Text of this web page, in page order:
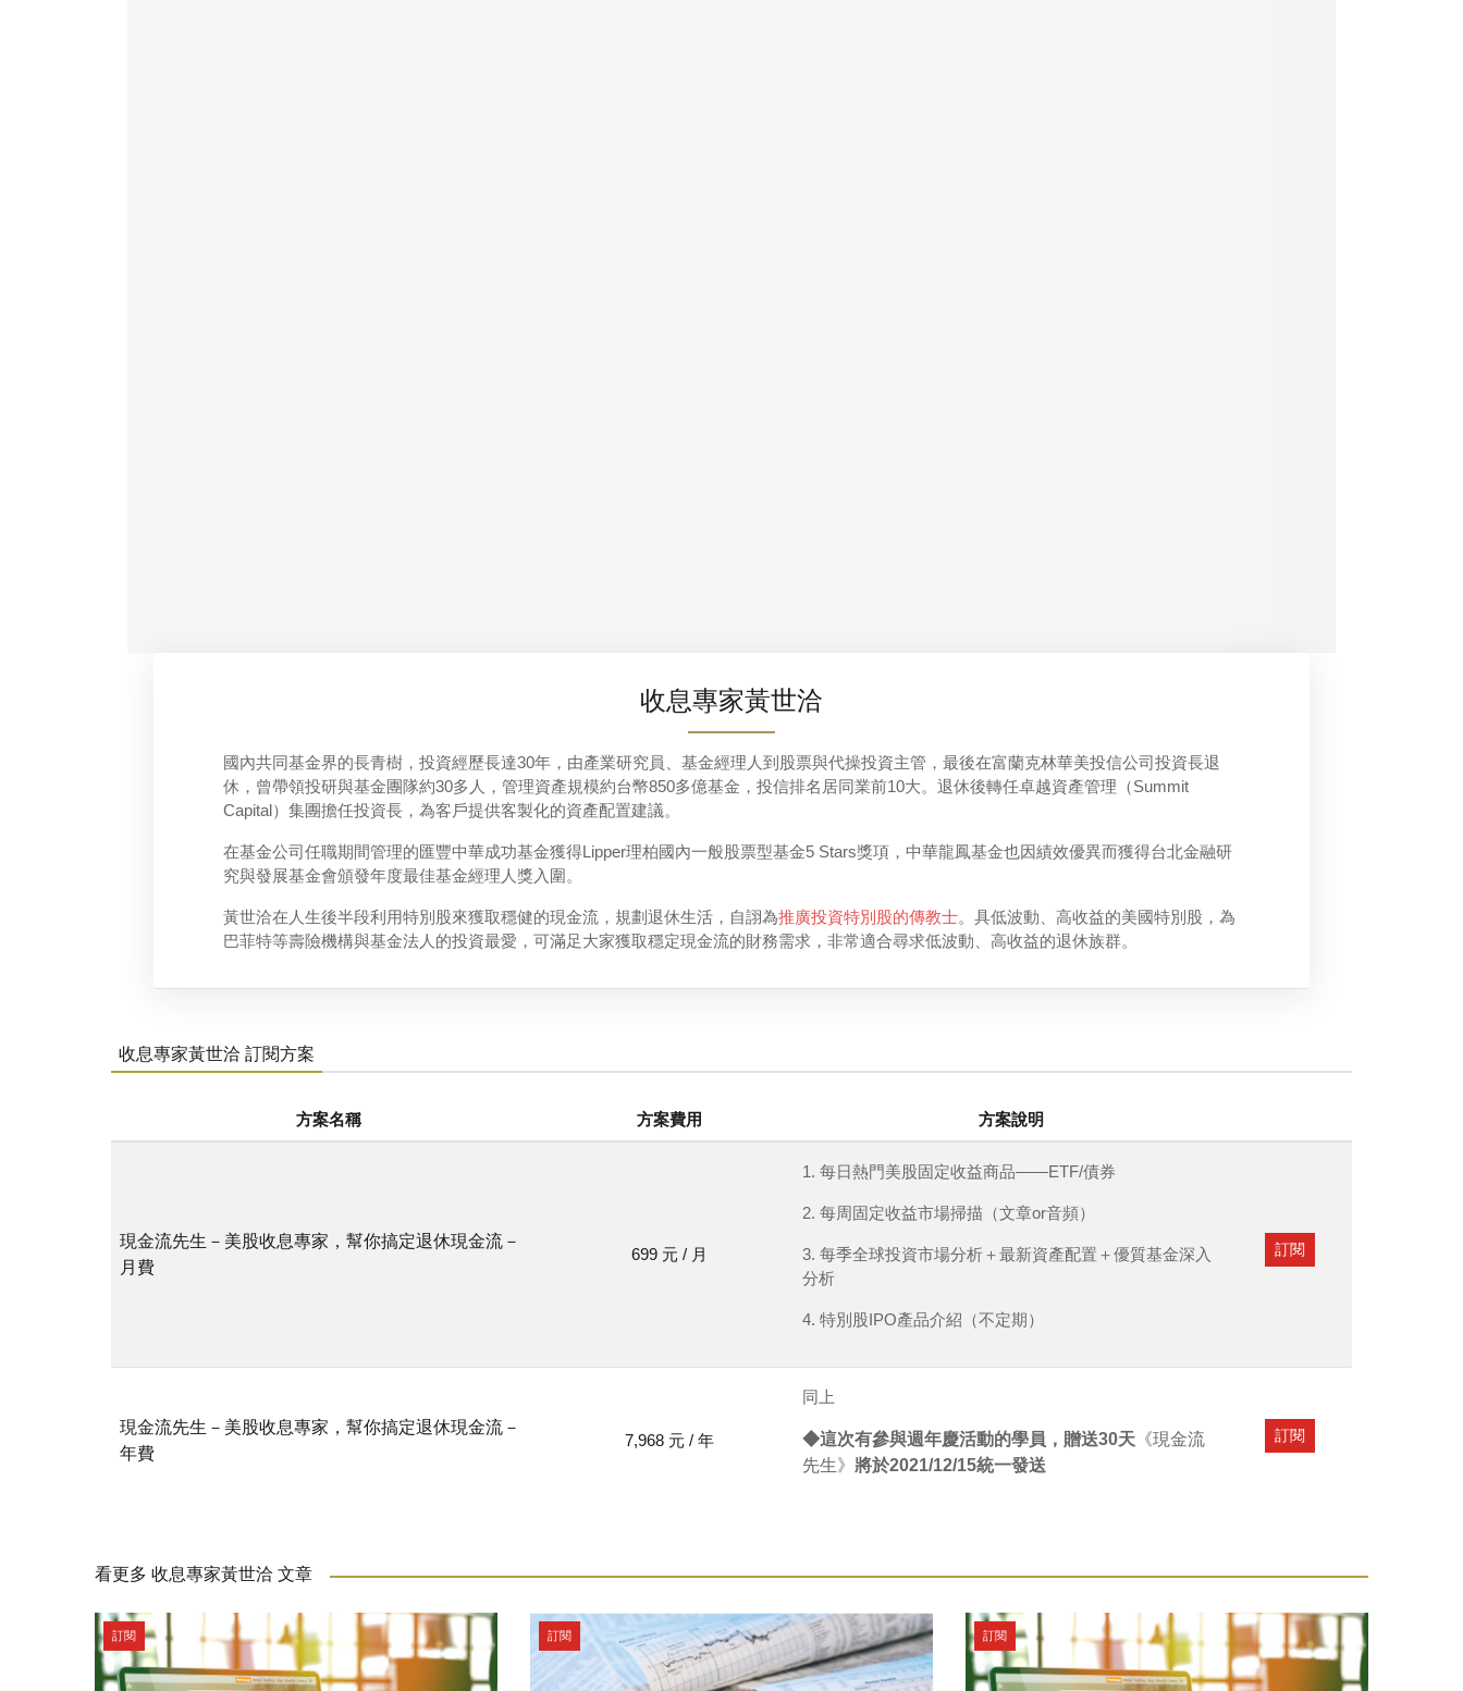
收息專家黃世洽
國內共同基金界的長青樹，投資經歷長達30年，由產業研究員、基金經理人到股票與代操投資主管，最後在富蘭克林華美投信公司投資長退
休，曾帶領投研與基金團隊約30多人，管理資產規模約台幣850多億基金，投信排名居同業前10大。退休後轉任卓越資產管理（Summit
Capital）集團擔任投資長，為客戶提供客製化的資產配置建議。
在基金公司任職期間管理的匯豐中華成功基金獲得Lipper理柏國內一般股票型基金5 Stars獎項，中華龍鳳基金也因績效優異而獲得台北金融研
究與發展基金會頒發年度最佳基金經理人獎入圍。
黃世洽在人生後半段利用特別股來獲取穩健的現金流，規劃退休生活，自詡為推廣投資特別股的傳教士。具低波動、高收益的美國特別股，為
巴菲特等壽險機構與基金法人的投資最愛，可滿足大家獲取穩定現金流的財務需求，非常適合尋求低波動、高收益的退休族群。
收息專家黃世洽 訂閱方案
方案名稱 方案費用 方案說明
現金流先生－美股收息專家，幫你搞定退休現金流－
月費
699 元 / 月
1. 每日熱門美股固定收益商品——ETF/債券
2. 每周固定收益市場掃描（文章or音頻）
3. 每季全球投資市場分析＋最新資產配置＋優質基金深入
分析
4. 特別股IPO產品介紹（不定期）
訂閱
現金流先生－美股收息專家，幫你搞定退休現金流－
年費
7,968 元 / 年
同上
◆這次有參與週年慶活動的學員，贈送30天 《現金流
先生》 將於2021/12/15統一發送
訂閱
看更多 收息專家黃世洽 文章
訂閱 訂閱 訂閱